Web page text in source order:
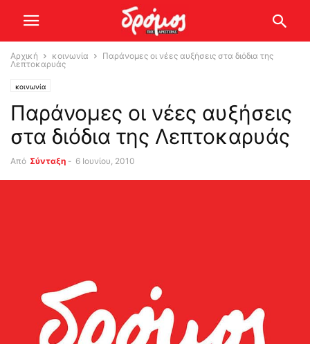
Αρχική κοινωνία
Παράνομες οι νέες αυξήσεις στα διόδια της
Λεπτοκαρυάς
κοινωνία
Παράνομες οι νέες αυξήσεις
στα διόδια της Λεπτοκαρυάς
Από Σύνταξη - 6 Ιουνίου, 2010